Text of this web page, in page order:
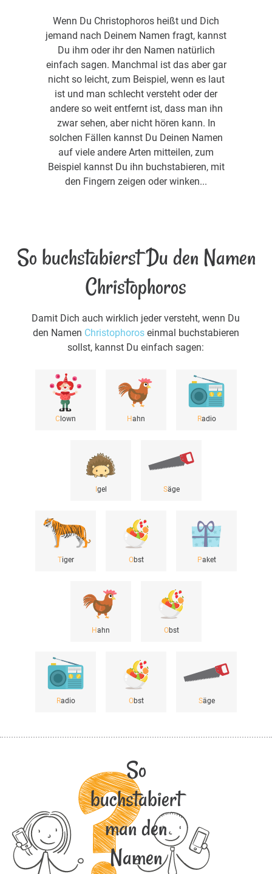
Wenn Du Christophoros heißt und Dich
jemand nach Deinem Namen fragt, kannst
Du ihm oder ihr den Namen natürlich
einfach sagen. Manchmal ist das aber gar
nicht so leicht, zum Beispiel, wenn es laut
ist und man schlecht versteht oder der
andere so weit entfernt ist, dass man ihn
zwar sehen, aber nicht hören kann. In
solchen Fällen kannst Du Deinen Namen
auf viele andere Arten mitteilen, zum
Beispiel kannst Du ihn buchstabieren, mit
den Fingern zeigen oder winken...
So buchstabierst Du den Namen
Christophoros
Damit Dich auch wirklich jeder versteht, wenn Du
den Namen Christophoroseinmal buchstabieren
sollst, kannst Du einfach sagen:
C lown Hahn Radio
gel Säge
Tiger Obst Paket
Hahn Obst
Radio Obst Säge
So
buchstabiert
man den
Namen